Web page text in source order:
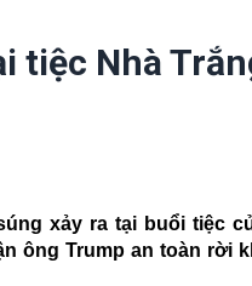
tiệc Nhà
xảy ra tại buổi tiệc
ông Trump an toàn rời